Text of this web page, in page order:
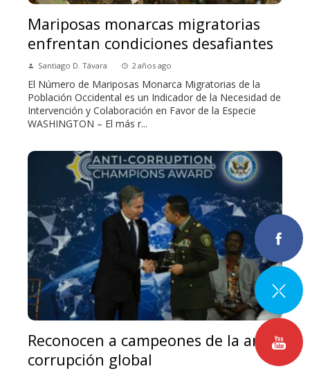
Mariposas monarcas migratorias
enfrentan condiciones desafiantes
Santiago D. Távara 2 años ago
El Número de Mariposas Monarca Migratorias de la
Población Occidental es un Indicador de la Necesidad de
Intervención y Colaboración en Favor de la Especie
WASHINGTON – El más r...
Reconocen a campeones de la anti-
corrupción global